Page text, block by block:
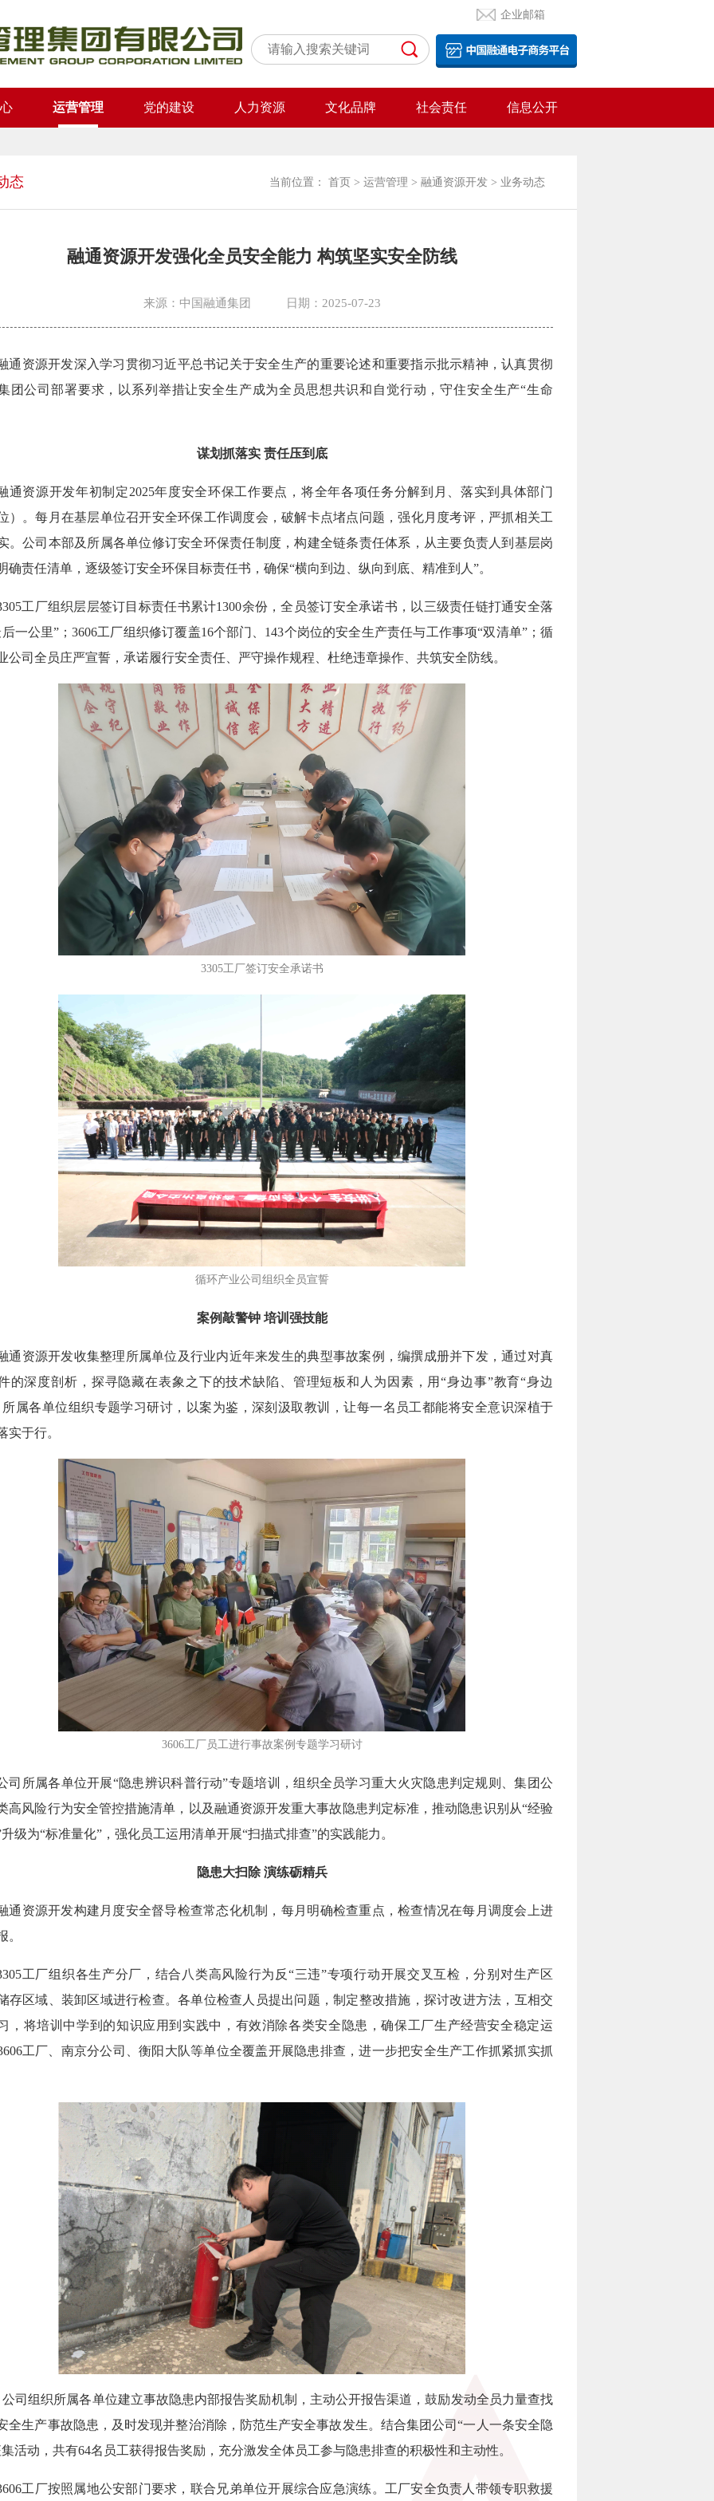
企业邮箱
运营管理 党的建设 人力资源 文化品牌 社会责任 信息公开
态 当前位置： 首页 > 运营管理 > 融通资源开发 > 业务动态
融通资源开发强化全员安全能力 构筑坚实安全防线
来源：中国融通集团 日期：2025-07-23
通资源开发深入学习贯彻习近平总书记关于安全生产的重要论述和重要指示批示精神，认真贯彻
团公司部署要求，以系列举措让安全生产成为全员思想共识和自觉行动，守住安全生产“生命
谋划抓落实 责任压到底
通资源开发年初制定2025年度安全环保工作要点，将全年各项任务分解到月、落实到具体部门
）。每月在基层单位召开安全环保工作调度会，破解卡点堵点问题，强化月度考评，严抓相关工
。公司本部及所属各单位修订安全环保责任制度，构建全链条责任体系，从主要负责人到基层岗
确责任清单，逐级签订安全环保目标责任书，确保“横向到边、纵向到底、精准到人”。
工厂组织层层签订目标责任书累计1300余份，全员签订安全承诺书，以三级责任链打通安全落
后一公里”；3606工厂组织修订覆盖16个部门、143个岗位的安全生产责任与工作事项“双清单”；循
公司全员庄严宣誓，承诺履行安全责任、严守操作规程、杜绝违章操作、共筑安全防线。
3305工厂签订安全承诺书
循环产业公司组织全员宣誓
案例敲警钟 培训强技能
通资源开发收集整理所属单位及行业内近年来发生的典型事故案例，编撰成册并下发，通过对真
的深度剖析，探寻隐藏在表象之下的技术缺陷、管理短板和人为因素，用“身边事”教育“身边
所属各单位组织专题学习研讨，以案为鉴，深刻汲取教训，让每一名员工都能将安全意识深植于
实于行。
3606工厂员工进行事故案例专题学习研讨
司所属各单位开展“隐患辨识科普行动”专题培训，组织全员学习重大火灾隐患判定规则、集团公
高风险行为安全管控措施清单，以及融通资源开发重大事故隐患判定标准，推动隐患识别从“经验
级为“标准量化”，强化员工运用清单开展“扫描式排查”的实践能力。
隐患大扫除 演练砺精兵
通资源开发构建月度安全督导检查常态化机制，每月明确检查重点，检查情况在每月调度会上进
。
工厂组织各生产分厂，结合八类高风险行为反“三违”专项行动开展交叉互检，分别对生产区
存区域、装卸区域进行检查。各单位检查人员提出问题，制定整改措施，探讨改进方法，互相交
，将培训中学到的知识应用到实践中，有效消除各类安全隐患，确保工厂生产经营安全稳定运
工厂、南京分公司、衡阳大队等单位全覆盖开展隐患排查，进一步把安全生产工作抓紧抓实抓
织所属各单位建立事故隐患内部报告奖励机制，主动公开报告渠道，鼓励发动全员力量查找
全生产事故隐患，及时发现并整治消除，防范生产安全事故发生。结合集团公司“一人一条安全隐
活动，共有64名员工获得报告奖励，充分激发全体员工参与隐患排查的积极性和主动性。
工厂按照属地公安部门要求，联合兄弟单位开展综合应急演练。工厂安全负责人带领专职救援